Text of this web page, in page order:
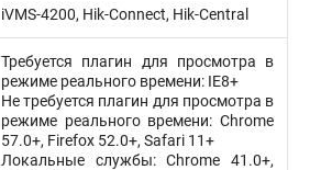
iVMS-4200, Hik-Connect, Hik-Central
Требуется плагин для просмотра в
режиме реального времени: IE8+
Не требуется плагин для просмотра в
режиме реального времени: Chrome
57.0+, Firefox 52.0+, Safari 11+
Локальные службы: Chrome 41.0+,